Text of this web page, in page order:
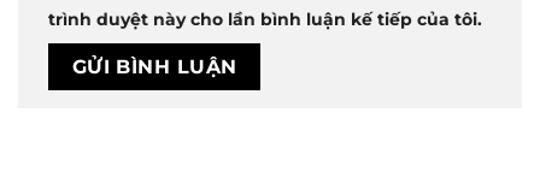
trình duyệt này cho lần bình luận kế tiếp của tôi.